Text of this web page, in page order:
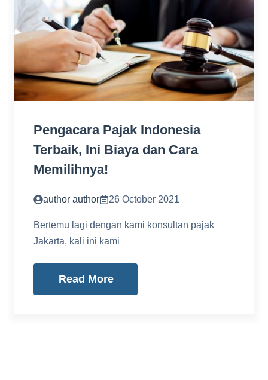
Pengacara Pajak Indonesia
Terbaik, Ini Biaya dan Cara
Memilihnya!
author author 26 October 2021
Bertemu lagi dengan kami konsultan pajak
Jakarta, kali ini kami
Read More